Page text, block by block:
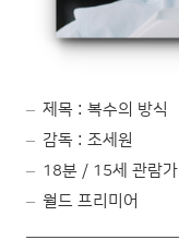
제목 : 복수의 방식
감독 : 조세원
18분 / 15세 관람가
월드 프리미어